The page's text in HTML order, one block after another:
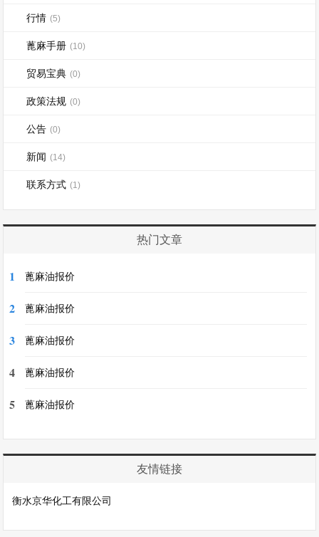
行情 (5)
蓖麻手册 (10)
贸易宝典 (0)
政策法规 (0)
公告 (0)
新闻 (14)
联系方式 (1)
热门文章
1 蓖麻油报价
2 蓖麻油报价
3 蓖麻油报价
4 蓖麻油报价
5 蓖麻油报价
友情链接
衡水京华化工有限公司